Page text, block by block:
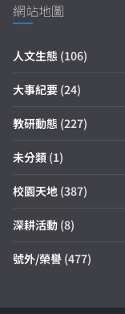
網站地圖
人文生態 (106)
大事紀要 (24)
教研動態 (227)
未分類 (1)
校園天地 (387)
深耕活動 (8)
號外/榮譽 (477)